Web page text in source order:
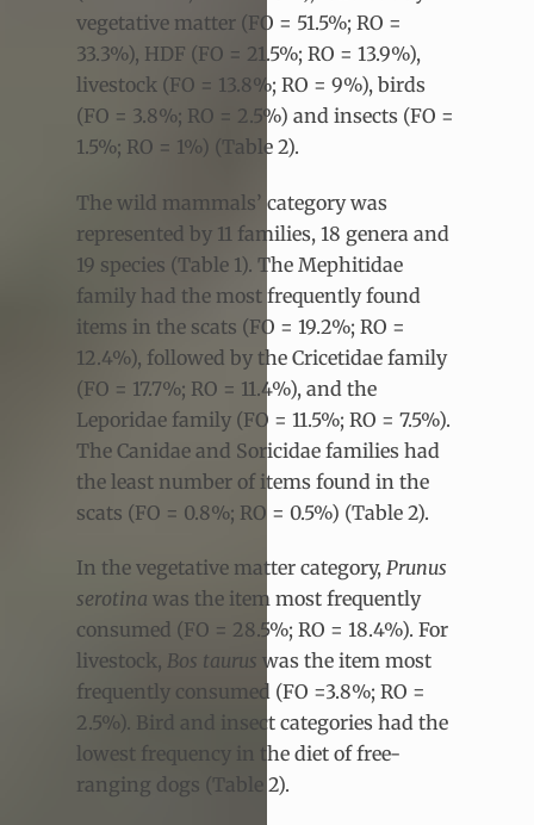
vegetative matter (FO = 51.5%; RO =
33.3%), HDF (FO = 21.5%; RO = 13.9%),
livestock (FO = 13.8%; RO = 9%), birds
(FO = 3.8%; RO = 2.5%) and insects (FO =
1.5%; RO = 1%) (Table 2).
The wild mammals’ category was
represented by 11 families, 18 genera and
19 species (Table 1). The Mephitidae
family had the most frequently found
items in the scats (FO = 19.2%; RO =
12.4%), followed by the Cricetidae family
(FO = 17.7%; RO = 11.4%), and the
Leporidae family (FO = 11.5%; RO = 7.5%).
The Canidae and Soricidae families had
the least number of items found in the
scats (FO = 0.8%; RO = 0.5%) (Table 2).
In the vegetative matter category, Prunus
serotina was the item most frequently
consumed (FO = 28.5%; RO = 18.4%). For
livestock, Bos taurus was the item most
frequently consumed (FO =3.8%; RO =
2.5%). Bird and insect categories had the
lowest frequency in the diet of free-
ranging dogs (Table 2).